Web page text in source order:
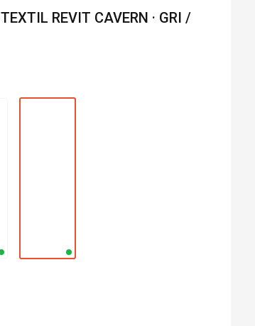
REVIT CAVERN · GRI /